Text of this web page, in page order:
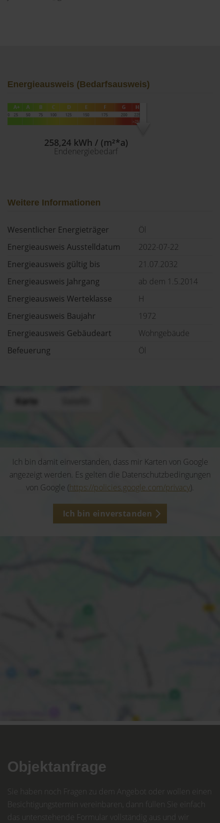
Energieausweis (Bedarfsausweis)
258,24 kWh / (m²*a)
Endenergiebedarf
Weitere Informationen
Wesentlicher Energieträger
Öl
Energieausweis Ausstelldatum
2022-07-22
Energieausweis gültig bis
21.07.2032
Energieausweis Jahrgang
ab dem 1.5.2014
Energieausweis Werteklasse
H
Energieausweis Baujahr
1972
Energieausweis Gebäudeart
Wohngebäude
Befeuerung
Öl
Ich bin damit einverstanden, dass mir Karten von Google
angezeigt werden. Es gelten die Datenschutzbedingungen
von Google (https://policies.google.com/privacy).
Ich bin einverstanden
Objektanfrage
Sie haben noch Fragen zu dem Angebot oder wollen einen
Besichtigungstermin vereinbaren, dann füllen Sie einfach
das untenstehende Formular vollständig aus und wir